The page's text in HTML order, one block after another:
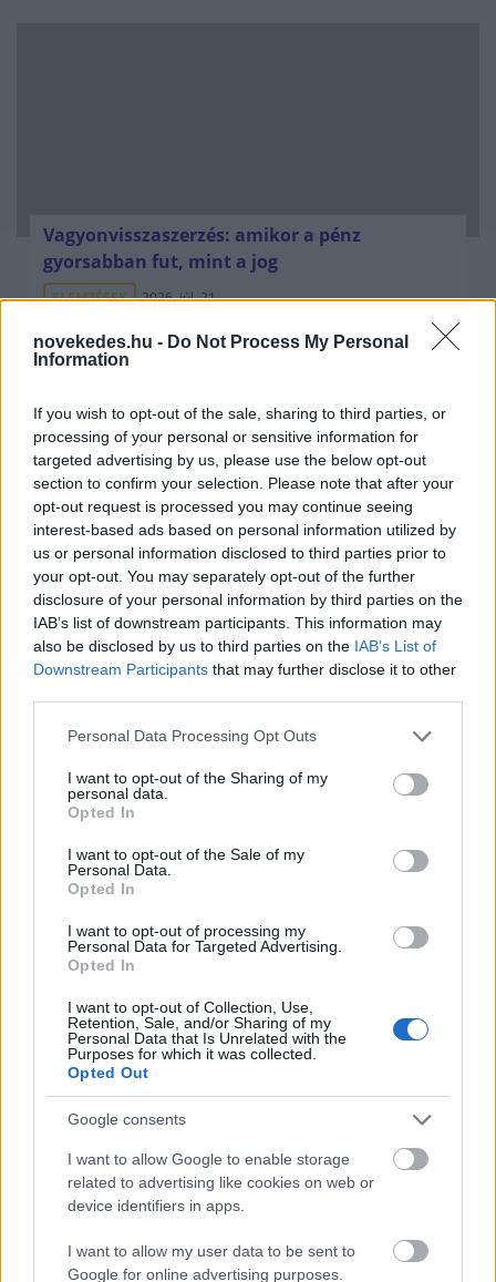
novekedes.hu - Do Not Process My Personal
Information
If you wish to opt-out of the sale, sharing to third parties, or
processing of your personal or sensitive information for
targeted advertising by us, please use the below opt-out
section to confirm your selection. Please note that after your
opt-out request is processed you may continue seeing
interest-based ads based on personal information utilized by
us or personal information disclosed to third parties prior to
your opt-out. You may separately opt-out of the further
disclosure of your personal information by third parties on the
IAB’s list of downstream participants. This information may
also be disclosed by us to third parties on the IAB’s List of
Downstream Participants that may further disclose it to other
Please note that this website/app uses one or more Google
not limited to your visit or usage behaviour. You may click to
grant or deny consent to Google and its third-party tags to
use your data for below specified purposes in below Google
consent section.
Personal Data Processing Opt Outs
I want to opt-out of the Sharing of my
personal data.
Opted In
I want to opt-out of the Sale of my
Personal Data.
Opted In
I want to opt-out of processing my
Personal Data for Targeted Advertising.
Opted In
I want to opt-out of Collection, Use,
Retention, Sale, and/or Sharing of my
Personal Data that Is Unrelated with the
Purposes for which it was collected.
Opted Out
Google consents
I want to allow Google to enable storage
related to advertising like cookies on web or
device identifiers in apps.
I want to allow my user data to be sent to
Google for online advertising purposes.
Vagyonvisszaszerzés: amikor a pénz
gyorsabban fut, mint a jog
ELEMZÉSEK 2026. júl. 21.
Kéthónapos a Tisza-kormány: íme a mérleg!
ELEMZÉSEK 2026. júl. 21.
Uniós források: íme a teendők, amelyek a
pénzek érkezéséhez még szükségesek
legdrágábbja volt az amerikai foci vb -